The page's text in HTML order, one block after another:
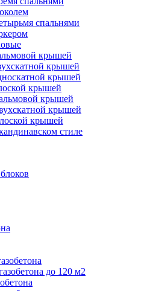
спальнями
крышей
крышей
крышей
крышей
крышей
крышей
крышей
стиле
до 120 м2